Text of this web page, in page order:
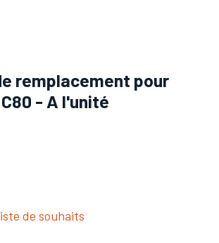
remplacement pour
- A l'unité
de souhaits